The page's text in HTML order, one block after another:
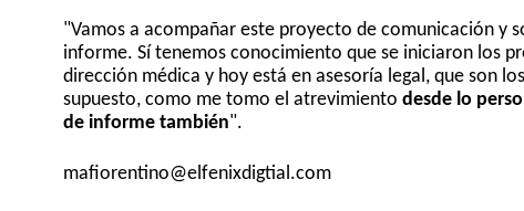
"Vamos a acompañar este proyecto de comunicación y
informe. Sí tenemos conocimiento que se iniciaron los
dirección médica y hoy está en asesoría legal, que son
supuesto, como me tomo el atrevimiento desde lo
de informe también".
mafiorentino@elfenixdigtial.com